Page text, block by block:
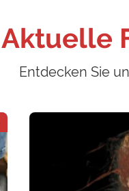
Aktuelle
Entdecken Sie